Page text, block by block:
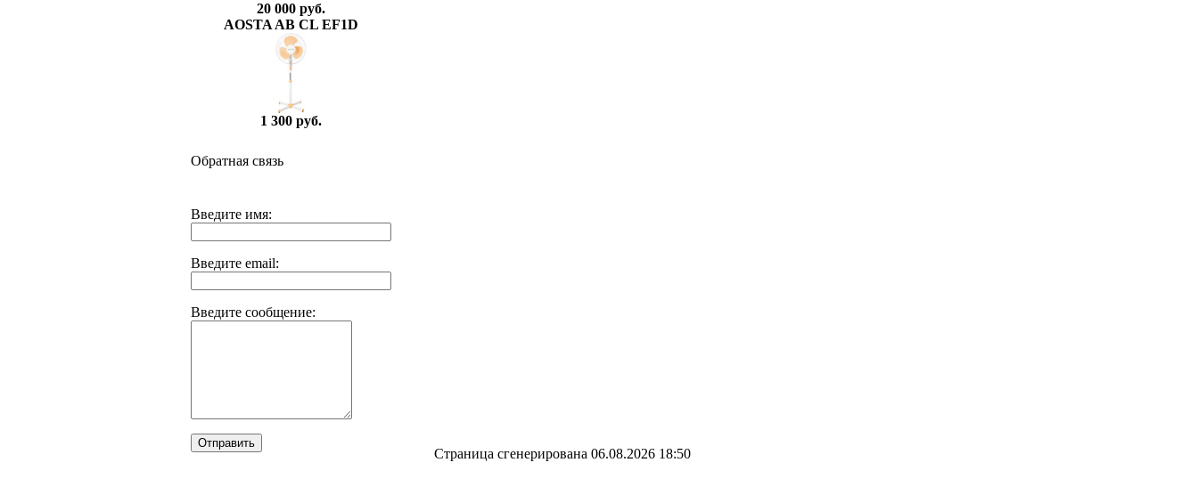
20 000 руб.
AOSTA AB CL EF1D
1 300 руб.
Обратная связь
Введите имя:
Введите email:
Введите сообщение:
Отправить
Страница сгенерирована 06.08.2026 18:50